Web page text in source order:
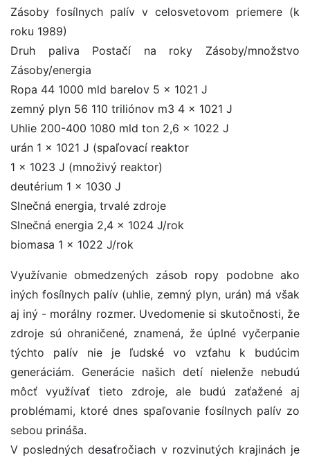
Zásoby fosílnych palív v celosvetovom priemere (k
roku 1989)
Druh paliva Postačí na roky Zásoby/množstvo
Zásoby/energia
Ropa 44 1000 mld barelov 5 x 1021 J
zemný plyn 56 110 triliónov m3 4 x 1021 J
Uhlie 200-400 1080 mld ton 2,6 x 1022 J
urán 1 x 1021 J (spaľovací reaktor
1 x 1023 J (množivý reaktor)
deutérium 1 x 1030 J
Slnečná energia, trvalé zdroje
Slnečná energia 2,4 x 1024 J/rok
biomasa 1 x 1022 J/rok
Využívanie obmedzených zásob ropy podobne ako
iných fosílnych palív (uhlie, zemný plyn, urán) má však
aj iný - morálny rozmer. Uvedomenie si skutočnosti, že
zdroje sú ohraničené, znamená, že úplné vyčerpanie
týchto palív nie je ľudské vo vzťahu k budúcim
generáciám. Generácie našich detí nielenže nebudú
môcť využívať tieto zdroje, ale budú zaťažené aj
problémami, ktoré dnes spaľovanie fosílnych palív zo
sebou prináša.
V posledných desaťročiach v rozvinutých krajinách je